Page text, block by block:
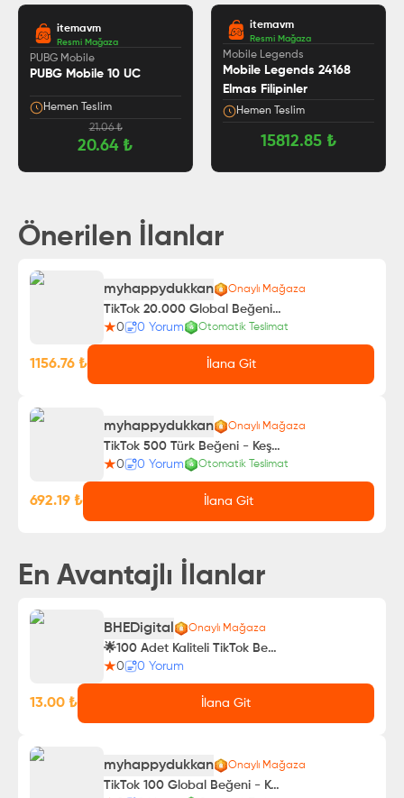
itemavm
Resmi Mağaza
PUBG Mobile
PUBG Mobile 10 UC
Hemen Teslim
21.06₺
20.64₺
itemavm
Resmi Mağaza
Mobile Legends
Mobile Legends 24168
Elmas Filipinler
Hemen Teslim
15812.85₺
Önerilen İlanlar
myhappydukkan Onaylı Mağaza
TikTok 20.000 Global Beğeni - Keşfet Etkili
0
0 Yorum Otomatik Teslimat
1156.76 ₺ İlana Git
myhappydukkan Onaylı Mağaza
TikTok 500 Türk Beğeni - Keşfet Etkili
0
0 Yorum Otomatik Teslimat
692.19 ₺ İlana Git
En Avantajlı İlanlar
BHEDigital Onaylı Mağaza
🌟100 Adet Kaliteli TikTok Beğeni 💥
0
0 Yorum
13.00 ₺ İlana Git
myhappydukkan Onaylı Mağaza
TikTok 100 Global Beğeni - Keşfet Etkili